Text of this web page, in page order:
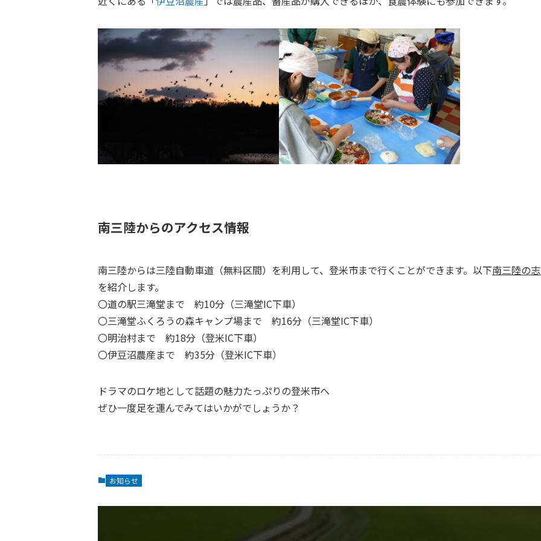
南三陸からのアクセス情報
南三陸からは三陸自動車道（無料区間）を利用して、登米市まで行くことができます。以下南三陸の
を紹介します。
〇道の駅三滝堂まで 約10分（三滝堂IC下車）
〇三滝堂ふくろうの森キャンプ場まで 約16分（三滝堂IC下車）
〇明治村まで 約18分（登米IC下車）
〇伊豆沼農産まで 約35分（登米IC下車）
ドラマのロケ地として話題の魅力たっぷりの登米市へ
ぜひ一度足を運んでみてはいかがでしょうか？
お知らせ